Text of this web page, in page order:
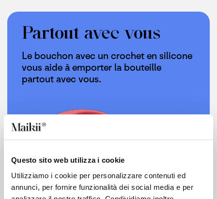
Questo sito web utilizza i cookie
Utilizziamo i cookie per personalizzare contenuti ed
annunci, per fornire funzionalità dei social media e per
Partout avec vous
Le bouchon avec un crochet en silicone
vous aide à emporter la bouteille
partout avec vous.